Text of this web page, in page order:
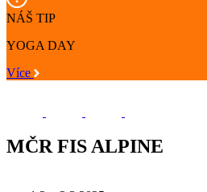
NÁŠ TIP
YOGA DAY
Více
MČR FIS ALPINE